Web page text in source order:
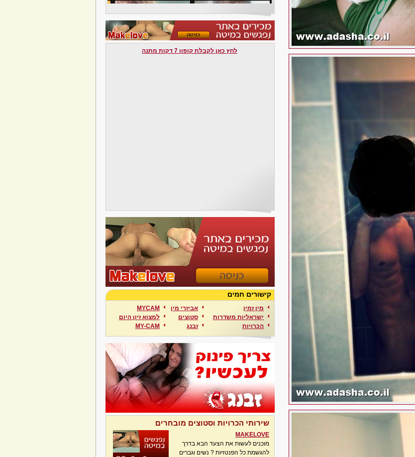
לחץ כאן לקבלת קופון 7 דקות מתנה
קישורים חמים
מין זמין
ישראליות משדרות
הכרויות
אביזרי מין
סטוצים
זבנג
MYCAM
למצוא זיון היום
MY-CAM
שירותי הכרויות וסטוצים מובחרים
MAKELOVE
מוכנים לעשות את הצעד הבא בדרך
להגשמת כל הפנטזיות ? נשים וגברים